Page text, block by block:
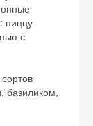
пиццу
с
базиликом,